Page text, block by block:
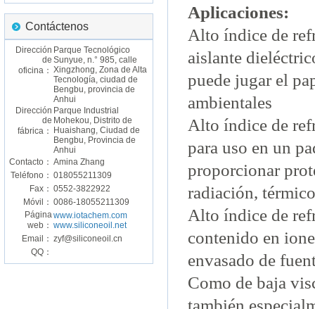
Contáctenos
Dirección
de
oficina：
Parque Tecnológico
Sunyue, n.° 985, calle
Xingzhong, Zona de Alta
Tecnología, ciudad de
Bengbu, provincia de
Anhui
Dirección
de
fábrica：
Parque Industrial
Mohekou, Distrito de
Huaishang, Ciudad de
Bengbu, Provincia de
Anhui
Contacto： Amina Zhang
Teléfono： 018055211309
Fax： 0552-3822922
Móvil： 0086-18055211309
Página
web：
www.iotachem.com
www.siliconeoil.net
Email： zyf@siliconeoil.cn
QQ：
Aplicaciones:
Alto índice de
aislante
puede jugar el
ambientales
Alto índice de
para uso en un
proporcionar
radiación,
Alto índice de
contenido en
envasado de
Como de baja
también